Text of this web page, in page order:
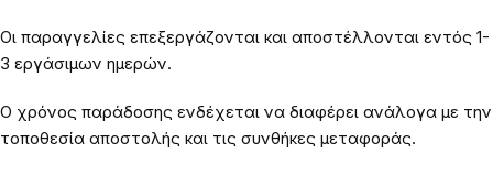
Οι παραγγελίες επεξεργάζονται και αποστέλλονται εντός 1-
3 εργάσιμων ημερών.
Ο χρόνος παράδοσης ενδέχεται να διαφέρει ανάλογα με την
τοποθεσία αποστολής και τις συνθήκες μεταφοράς.